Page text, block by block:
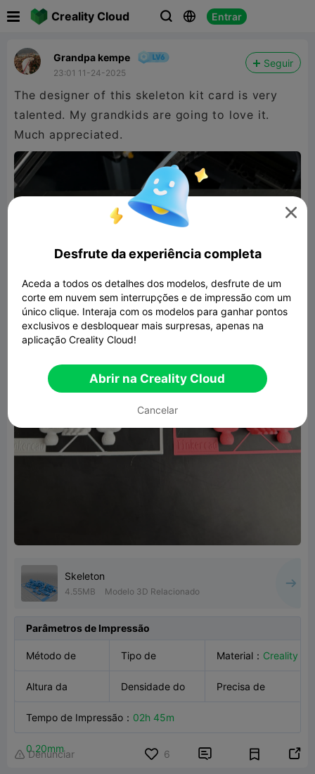
Creality Cloud   Entrar
Grandpa kempe
23:01 11-24-2025
Seguir
The designer of this skeleton kit card is very
talented. My grandkids are going to love it.
Much appreciated.
Skeleton
4.55MB Modelo 3D Relacionado
Parâmetros de Impressão
Método de
Impressão
Tipo de
Dispositivo ：K1
Max
Material： Creality
HyperPLA
Altura da
Camada：
0.20mm
Densidade do
Infill：50.00%
Precisa de
Tempo de Impressão ： 02h 45m
 Denunciar 6  

Desfrute da experiência completa
Aceda a todos os detalhes dos modelos, desfrute de um
corte em nuvem sem interrupções e de impressão com um
único clique. Interaja com os modelos para ganhar pontos
exclusivos e desbloquear mais surpresas, apenas na
aplicação Creality Cloud!
Abrir na Creality Cloud
Cancelar